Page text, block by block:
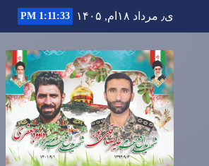
to
ی٫ مرداد ۱۸ام, ۱۴۰۵ 1:11:34 PM